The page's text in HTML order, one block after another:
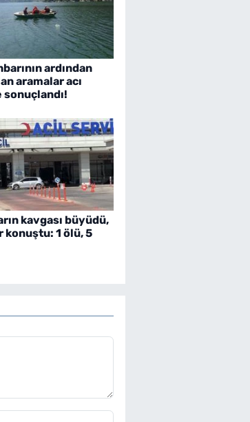
ardından
aramalar acı
sonuçlandı!
kavgası büyüdü,
konuştu: 1 ölü, 5